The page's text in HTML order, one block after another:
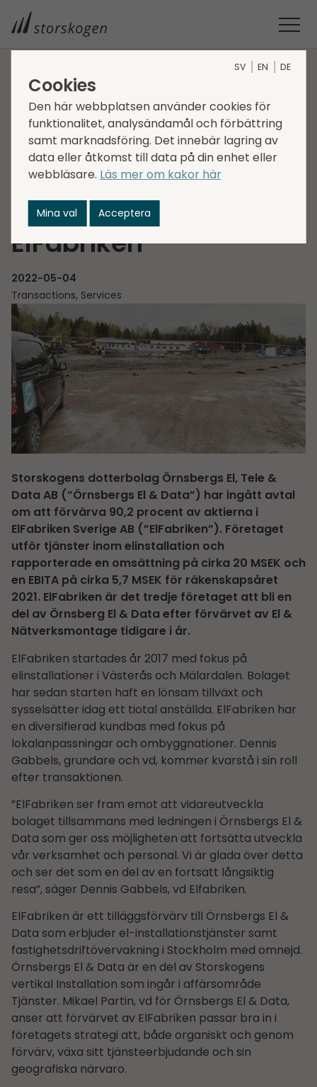
STORSKOGEN
STORSKOGENS DOTTERBOLAG ÖRNSBERGS EL & DATA
FÖRVÄRVAR ELFABRIKEN
Storskogens
dotterbolag Örnsbergs
El & Data förvärvar
ElFabriken
2022-05-04
Transactions, Services
Storskogens dotterbolag Örnsbergs El, Tele &
Data AB (”Örnsbergs El & Data”) har ingått avtal
om att förvärva 90,2 procent av aktierna i
ElFabriken Sverige AB (”ElFabriken”). Företaget
utför tjänster inom elinstallation och
rapporterade en omsättning på cirka 20 MSEK och
en EBITA på cirka 5,7 MSEK för räkenskapsåret
2021. ElFabriken är det tredje företaget att bli en
del av Örnsberg El & Data efter förvärvet av El &
Nätverksmontage tidigare i år.
ElFabriken startades år 2017 med fokus på
elinstallationer i Västerås och Mälardalen. Bolaget
har sedan starten haft en lönsam tillväxt och
sysselsätter idag ett tiotal anställda. ElFabriken har
en diversifierad kundbas med fokus på
lokalanpassningar och ombyggnationer. Dennis
Gabbels, grundare och vd, kommer kvarstå i sin roll
efter transaktionen.
”ElFabriken ser fram emot att vidareutveckla
bolaget tillsammans med ledningen i Örnsbergs El &
Data som ger oss möjligheten att fortsätta utveckla
vår verksamhet och personal. Vi är glada över detta
och ser det som en del av en fortsatt långsiktig
resa”, säger Dennis Gabbels, vd Elfabriken.
ElFabriken är ett tilläggsförvärv till Örnsbergs El &
Data som erbjuder el-installationstjänster samt
fastighetsdriftövervakning i Stockholm med omnejd.
Örnsbergs El & Data är en del av Storskogens
vertikal Installation som ingår i affärsområde
Tjänster. Mikael Partin, vd för Örnsbergs El & Data,
anser att förvärvet av ElFabriken passar bra in i
företagets strategi att, både organiskt och genom
förvärv, växa sitt tjänsteerbjudande och sin
geografiska närvaro.
SV EN DE
Cookies
Den här webbplatsen använder cookies för
funktionalitet, analysändamål och förbättring
samt marknadsföring. Det innebär lagring av
data eller åtkomst till data på din enhet eller
webbläsare. Läs mer om kakor här
Mina val Acceptera